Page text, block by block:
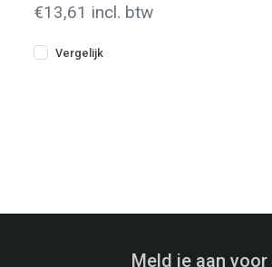
€13,61 incl. btw
Vergelijk
Meld je aan